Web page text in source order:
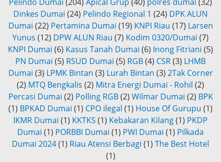
Dinkes Dumai (24) Pelindo Regional 1 (24) DPK ALUN
Dumai (22) Pertamina Dumai (19) KNPI Riau (17) Larsen
Yunus (12) DPW ALUN Riau (7) Kodim 0320/Dumai (7)
KNPI Dumai (6) Kasus Tanah Dumai (6) Inong Fitriani (5)
PN Dumai (5) RSUD Dumai (5) RGB(4) CSR(3) LHMB
Dumai (3) LPMK Bintan (3) Lurah Bintan (3) 2Tak Corner
(2) MTQ Bengkalis (2) Mitra Energi Dumai - Rohil (2)
Percasi Dumai (2) Polling RGB (2) Wilmar Dumai (2) BPK
(1) BPKAD Dumai (1) CPO ilegal (1) House Of Gurupu (1)
IKMR Dumai (1) KKTKS (1) Kebakaran Kilang(1) PKDP
Dumai (1) PORBBI Dumai (1) PWI Dumai (1) Pilkada
Dumai 2024(1) Riau Atensi Berbagi (1) The Best Hotel
(1)